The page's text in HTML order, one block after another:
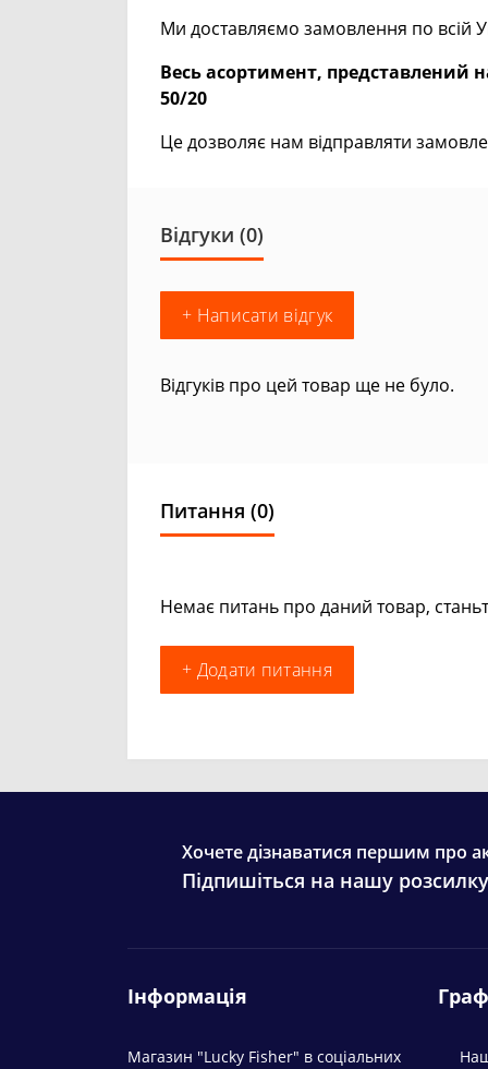
Ми доставляємо замовлення по всій
Весь асортимент, представлений
50/20
Це дозволяє нам відправляти
Відгуки (0)
+ Написати відгук
Відгуків про цей товар ще не було.
Питання (0)
Немає питань про даний товар,
+ Додати питання
Хочете дізнаватися першим про
Підпишіться на нашу розсилку
Інформація
Магазин "Lucky Fisher" в соціальних